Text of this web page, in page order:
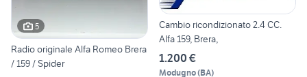
5
Radio originale Alfa Romeo Brera
/ 159 / Spider
Cambio ricondizionato 2.4 CC.
Alfa 159, Brera,
1.200 €
Modugno(BA)